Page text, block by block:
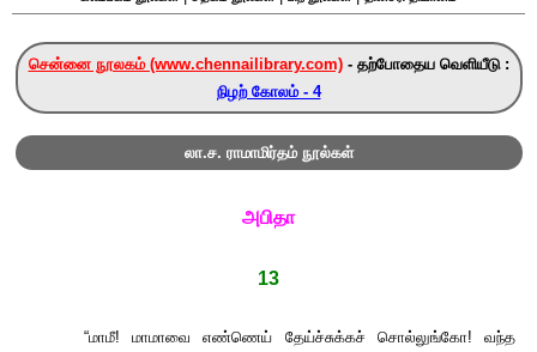
சென்னை நூலகம் (www.chennailibrary.com)- தற்போதைய வெளியீடு :
நிழற் கோலம் - 4
லா.ச. ராமாமிர்தம் நூல்கள்
அபிதா
13
“மாமீ! மாமாவை எண்ணெய் தேய்ச்சுக்கச் சொல்லுங்கோ! வந்த